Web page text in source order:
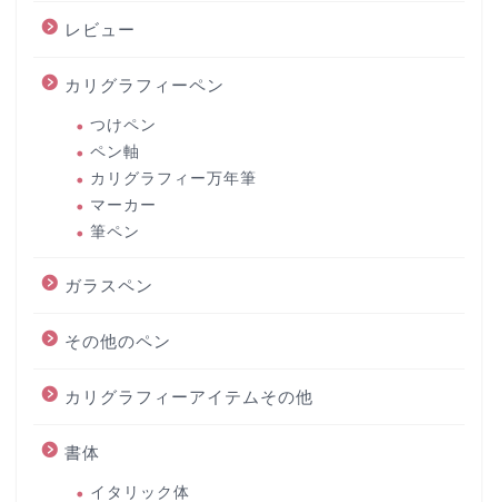
レビュー
カリグラフィーペン
つけペン
ペン軸
カリグラフィー万年筆
マーカー
筆ペン
ガラスペン
その他のペン
カリグラフィーアイテムその他
書体
イタリック体